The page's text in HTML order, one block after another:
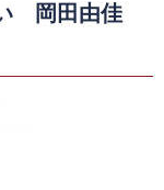
岡田由佳